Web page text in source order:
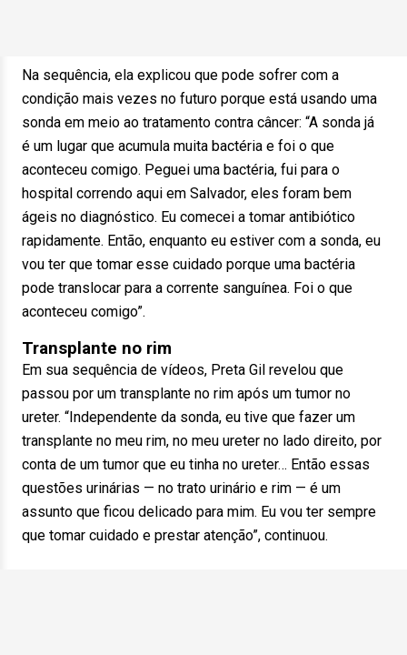
Na sequência, ela explicou que pode sofrer com a
condição mais vezes no futuro porque está usando uma
sonda em meio ao tratamento contra câncer: “A sonda já
é um lugar que acumula muita bactéria e foi o que
aconteceu comigo. Peguei uma bactéria, fui para o
hospital correndo aqui em Salvador, eles foram bem
ágeis no diagnóstico. Eu comecei a tomar antibiótico
rapidamente. Então, enquanto eu estiver com a sonda, eu
vou ter que tomar esse cuidado porque uma bactéria
pode translocar para a corrente sanguínea. Foi o que
aconteceu comigo”.
Transplante no rim
Em sua sequência de vídeos, Preta Gil revelou que
passou por um transplante no rim após um tumor no
ureter. “Independente da sonda, eu tive que fazer um
transplante no meu rim, no meu ureter no lado direito, por
conta de um tumor que eu tinha no ureter… Então essas
questões urinárias — no trato urinário e rim — é um
assunto que ficou delicado para mim. Eu vou ter sempre
que tomar cuidado e prestar atenção”, continuou.